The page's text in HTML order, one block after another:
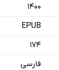
۱۴۰۰
EPUB
174
فارسی